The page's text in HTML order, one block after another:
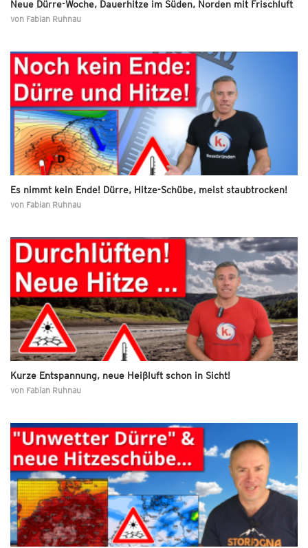
Neue Dürre-Woche, Dauerhitze im Süden, Norden mit Frischluft
von Fabian Ruhnau
Es nimmt kein Ende! Dürre, Hitze-Schübe, meist staubtrocken!
von Fabian Ruhnau
Kurze Entspannung, neue Heißluft schon in Sicht!
von Fabian Ruhnau